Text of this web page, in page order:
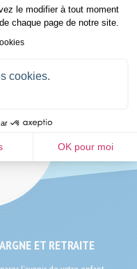
le modifier à tout moment
chaque page de notre site.
cookies.
OK pour moi
h à 19 h
h
ET RETRAITE